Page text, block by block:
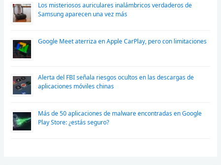
Los misteriosos auriculares inalámbricos verdaderos de
Samsung aparecen una vez más
Google Meet aterriza en Apple CarPlay, pero con limitaciones
Alerta del FBI señala riesgos ocultos en las descargas de
aplicaciones móviles chinas
Más de 50 aplicaciones de malware encontradas en Google
Play Store: ¿estás seguro?